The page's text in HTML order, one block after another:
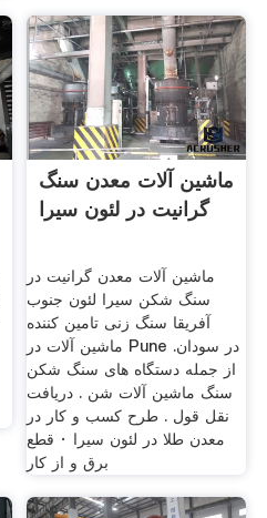
ماشین آلات معدن سنگ
گرانیت در لئون سیرا
ماشین آلات معدن گرانیت در
سنگ شکن سیرا لئون جنوب
آفریقا سنگ زنی تامین کننده
ماشین آلات در Pune در سودان.
از جمله دستگاه های سنگ شکن
سنگ ماشین آلات شن . دریافت
نقل قول . طرح کسب و کار در
معدن طلا در لئون سیرا · قطع
برق و از کار